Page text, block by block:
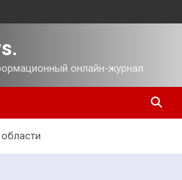
онлайн-журнал.